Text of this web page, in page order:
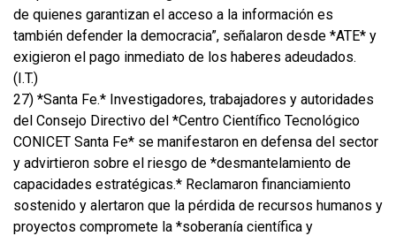
de quienes garantizan el acceso a la información es
también defender la democracia”, señalaron desde *ATE* y
exigieron el pago inmediato de los haberes adeudados.
(I.T.)
27) *Santa Fe.* Investigadores, trabajadores y autoridades
del Consejo Directivo del *Centro Científico Tecnológico
CONICET Santa Fe* se manifestaron en defensa del sector
y advirtieron sobre el riesgo de *desmantelamiento de
capacidades estratégicas.* Reclamaron financiamiento
sostenido y alertaron que la pérdida de recursos humanos y
proyectos compromete la *soberanía científica y